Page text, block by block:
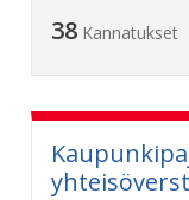
38 Kannatukset